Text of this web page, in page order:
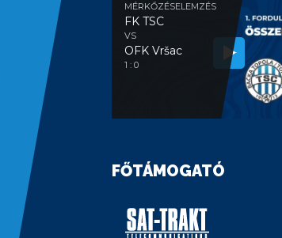
MÉRKŐZÉSELEMZÉS
FK TSC
VS
OFK Vršac
1 : 0
FŐTÁMOGATÓ